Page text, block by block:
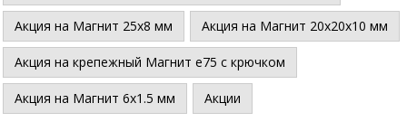
Акция на Магнит 25х8 мм Акция на Магнит 20х20х10 мм
Акция на крепежный Магнит е75 с крючком
Акция на Магнит 6х1.5 мм Акции